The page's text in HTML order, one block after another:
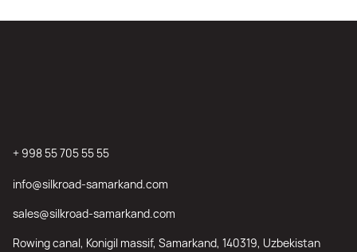
+ 998 55 705 55 55
info@silkroad-samarkand.com
sales@silkroad-samarkand.com
Rowing canal, Konigil massif, Samarkand, 140319, Uzbekistan